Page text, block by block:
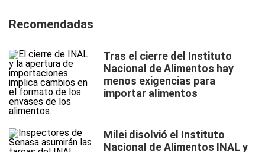
Recomendadas
Tras el cierre del Instituto
Nacional de Alimentos hay
menos exigencias para
importar alimentos
Milei disolvió el Instituto
Nacional de Alimentos INAL y